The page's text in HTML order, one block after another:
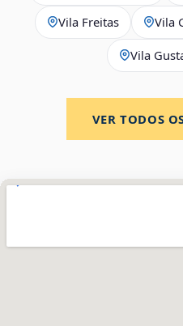
Vila Freitas Vila
Vila
VER TODOS